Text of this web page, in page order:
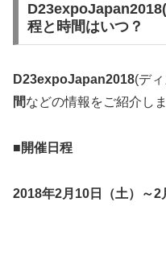
程と時間はいつ？
D23expoJapan2018(デ
間などの情報をご紹介しま
■開催日程
2018年2月10日（土）～2